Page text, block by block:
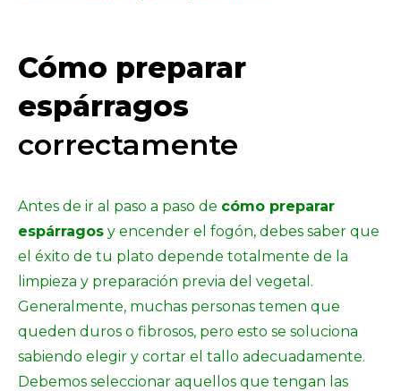
Cómo preparar
espárragos
correctamente
Antes de ir al paso a paso de cómo preparar
espárragos y encender el fogón, debes saber que
el éxito de tu plato depende totalmente de la
limpieza y preparación previa del vegetal.
Generalmente, muchas personas temen que
queden duros o fibrosos, pero esto se soluciona
sabiendo elegir y cortar el tallo adecuadamente.
Debemos seleccionar aquellos que tengan las